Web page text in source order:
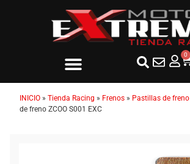
0
INICIO » Tienda Racing » Frenos » Pastillas de freno
de freno ZCOO S001 EXC